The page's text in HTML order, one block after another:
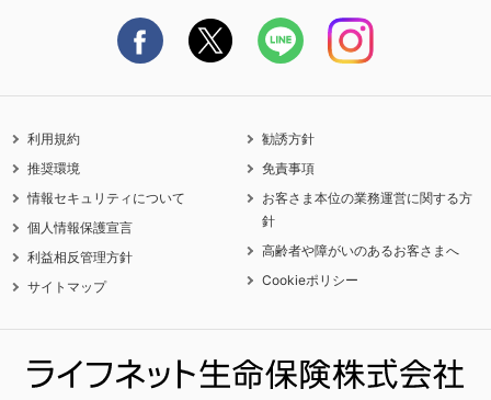
利用規約
推奨環境
情報セキュリティについて
個人情報保護宣言
利益相反管理方針
サイトマップ
勧誘方針
免責事項
お客さま本位の業務運営に関する方
針
高齢者や障がいのあるお客さまへ
Cookieポリシー